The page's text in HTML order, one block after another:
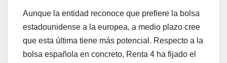
Aunque la entidad reconoce que prefiere la bolsa
estadounidense a la europea, a medio plazo cree
que esta última tiene más potencial. Respecto a la
bolsa española en concreto, Renta 4 ha fijado el